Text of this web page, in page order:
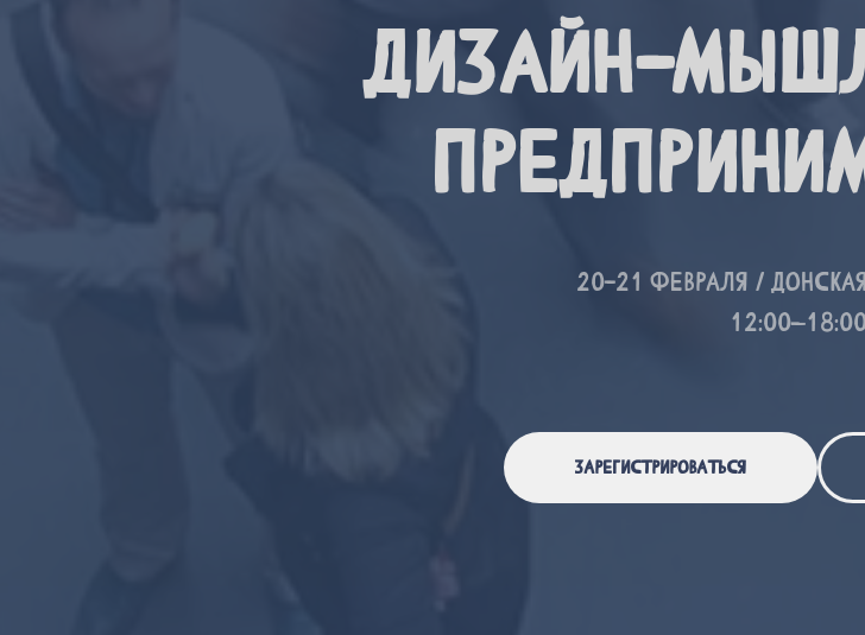
Дизайн-
20-21 февраля /
Зарегистрироваться